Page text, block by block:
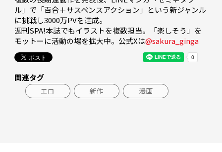
ル」で「百合＋サスペンスアクション」という新ジャンル
に挑戦し3000万PVを達成。
週刊SPA!本誌でもイラストを複数担当。「楽しそう」を
モットーに活動の場を拡大中。公式Xは@sakura_ginga
関連タグ
エロ 新作 漫画